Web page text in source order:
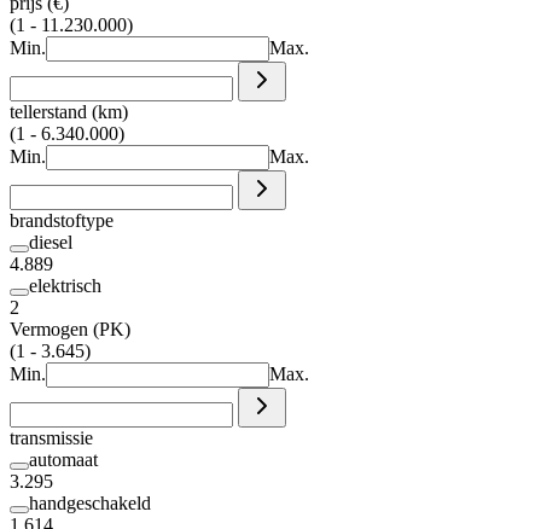
(1 - 11.230.000)
Min.
Max.
tellerstand (km)
(1 - 6.340.000)
Min.
Max.
brandstoftype
diesel
4.889
elektrisch
2
Vermogen (PK)
(1 - 3.645)
Min.
Max.
transmissie
automaat
3.295
handgeschakeld